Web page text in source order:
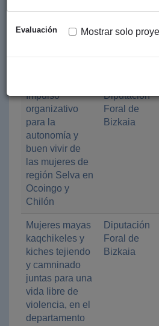
Evaluación Mostrar solo
la
de la Agenda
Impulso
organizativo
para la
autonomía y
buen vivir de
las mujeres de
región Selva en
Ocoingo y
Chilón
Diputación
Foral de
Bizkaia
Mujeres mayas
kaqchikeles y
kiches tejiendo
y camninado
juntas para una
vida libre de
violencia, en el
departamento
Diputación
Foral de
Bizkaia